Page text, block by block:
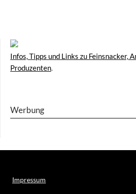
Infos, Tipps und Links zu Feinsnacker,
Produzenten.
Werbung
Impressum